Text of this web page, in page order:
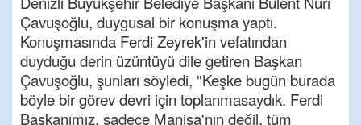
Çavuşoğlu, duygusal bir konuşma yaptı.
Konuşmasında Ferdi Zeyrek'in vefatından
duyduğu derin üzüntüyü dile getiren Başkan
Çavuşoğlu, şunları söyledi, "Keşke bugün burada
böyle bir görev devri için toplanmasaydık. Ferdi
Başkanımız, sadece Manisa'nın değil, tüm